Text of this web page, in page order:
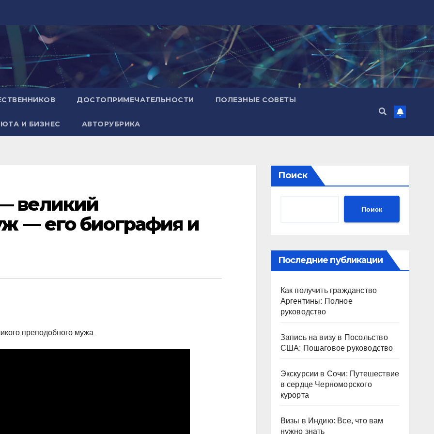
ДОСТОПРИМЕЧАТЕЛЬНОСТИ ПОЛЕЗНЫЕ СОВЕТЫ
И БИЗНЕС АВТОРУБРИКА
великий
— его биография и
Поиск
Поиск
Последние публикации
Как получить гражданство
Аргентины: Полное
руководство
Запись на визу в Посольство
США: Пошаговое руководство
Экскурсии в Сочи: Путешествие
в сердце Черноморского
курорта
Визы в Индию: Все, что вам
нужно знать